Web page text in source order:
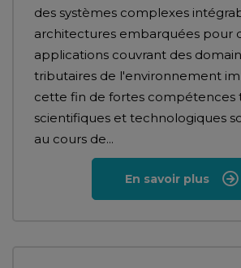
des systèmes complexes
architectures embarquées pour
applications couvrant des
tributaires de l'environnement
cette fin de fortes compétences
scientifiques et technologiques
au cours de...
En savoir plus